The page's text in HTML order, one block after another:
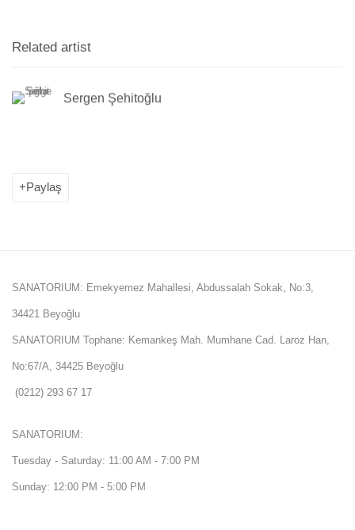
Related artist
Sergen Şehitoğlu
Paylaş
SANATORIUM: Emekyemez Mahallesi, Abdussalah Sokak, No:3,
34421 Beyoğlu
SANATORIUM Tophane: Kemankeş Mah. Mumhane Cad. Laroz Han,
No:67/A, 34425 Beyoğlu
(0212) 293 67 17
SANATORIUM:
Tuesday - Saturday: 11:00 AM - 7:00 PM
Sunday: 12:00 PM - 5:00 PM